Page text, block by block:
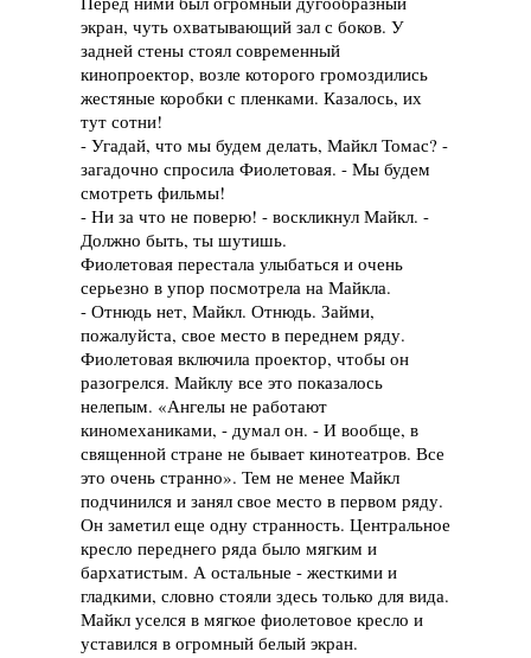
экран, чуть охватывающий зал с боков. У
задней стены стоял современный
кинопроектор, возле которого громоздились
жестяные коробки с пленками. Казалось, их
тут сотни!
- Угадай, что мы будем делать, Майкл Томас? -
загадочно спросила Фиолетовая. - Мы будем
смотреть фильмы!
- Ни за что не поверю! - воскликнул Майкл. -
Должно быть, ты шутишь.
Фиолетовая перестала улыбаться и очень
серьезно в упор посмотрела на Майкла.
- Отнюдь нет, Майкл. Отнюдь. Займи,
пожалуйста, свое место в переднем ряду.
Фиолетовая включила проектор, чтобы он
разогрелся. Майклу все это показалось
нелепым. «Ангелы не работают
киномеханиками, - думал он. - И вообще, в
священной стране не бывает кинотеатров. Все
это очень странно». Тем не менее Майкл
подчинился и занял свое место в первом ряду.
Он заметил еще одну странность. Центральное
кресло переднего ряда было мягким и
бархатистым. А остальные - жесткими и
гладкими, словно стояли здесь только для вида.
Майкл уселся в мягкое фиолетовое кресло и
уставился в огромный белый экран.